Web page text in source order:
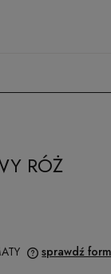
RÓŻ
sprawdź